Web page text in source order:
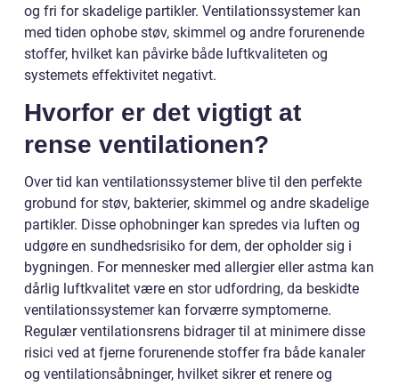
og fri for skadelige partikler. Ventilationssystemer kan
med tiden ophobe støv, skimmel og andre forurenende
stoffer, hvilket kan påvirke både luftkvaliteten og
systemets effektivitet negativt.
Hvorfor er det vigtigt at
rense ventilationen?
Over tid kan ventilationssystemer blive til den perfekte
grobund for støv, bakterier, skimmel og andre skadelige
partikler. Disse ophobninger kan spredes via luften og
udgøre en sundhedsrisiko for dem, der opholder sig i
bygningen. For mennesker med allergier eller astma kan
dårlig luftkvalitet være en stor udfordring, da beskidte
ventilationssystemer kan forværre symptomerne.
Regulær ventilationsrens bidrager til at minimere disse
risici ved at fjerne forurenende stoffer fra både kanaler
og ventilationsåbninger, hvilket sikrer et renere og